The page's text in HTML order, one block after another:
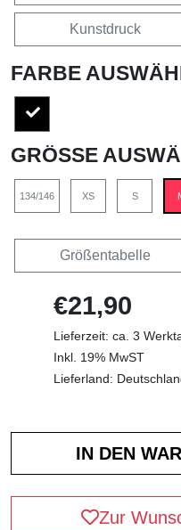
Kunstdruck
FARBE
GRÖSSE
134/146 XS S
Größentabelle
€21,90
Lieferzeit: ca. 3
Inkl. 19% MwST
Lieferland:
Zur